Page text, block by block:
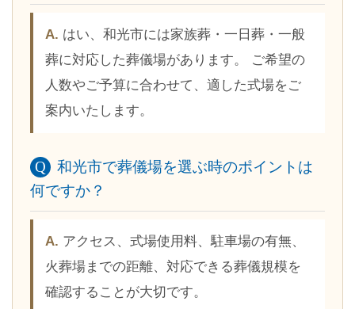
はい、和光市には家族葬・一日葬・一般
葬に対応した葬儀場があります。 ご希望の
人数やご予算に合わせて、適した式場をご
案内いたします。
和光市で葬儀場を選ぶ時のポイントは
何ですか？
アクセス、式場使用料、駐車場の有無、
火葬場までの距離、対応できる葬儀規模を
確認することが大切です。